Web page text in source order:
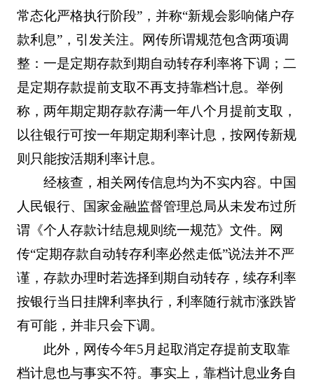
常态化严格执行阶段”，并称“新规会影响储户存
款利息”，引发关注。网传所谓规范包含两项调
整：一是定期存款到期自动转存利率将下调；二
是定期存款提前支取不再支持靠档计息。举例
称，两年期定期存款存满一年八个月提前支取，
以往银行可按一年期定期利率计息，按网传新规
则只能按活期利率计息。
经核查，相关网传信息均为不实内容。中国
人民银行、国家金融监督管理总局从未发布过所
谓《个人存款计结息规则统一规范》文件。网
传“定期存款自动转存利率必然走低”说法并不严
谨，存款办理时若选择到期自动转存，续存利率
按银行当日挂牌利率执行，利率随行就市涨跌皆
有可能，并非只会下调。
此外，网传今年5月起取消定存提前支取靠
档计息也与事实不符。事实上，靠档计息业务自